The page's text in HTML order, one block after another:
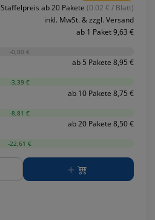
Staffelpreis ab 20 Pakete (0.02 € / Blatt)
inkl. MwSt. & zzgl. Versand
ab 1 Paket 9,63 €
-0,00 €
ab 5 Pakete 8,95 €
-3,39 €
ab 10 Pakete 8,75 €
-8,81 €
ab 20 Pakete 8,50 €
-22,61 €